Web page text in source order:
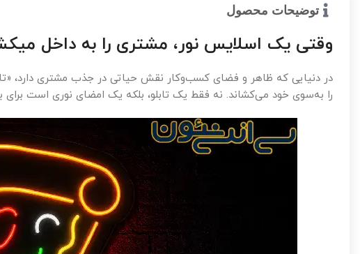
توضیحات محصول
وقتی یک اسلایس نور، مشتری را به داخل
در دنیایی که ظاهر و فضای کسب‌وکار نقش حیاتی در جذب مشتری دارد،
را به‌سوی خود می‌کشاند. نه فقط یک تابلو، بلکه یک امضای نوری است برای